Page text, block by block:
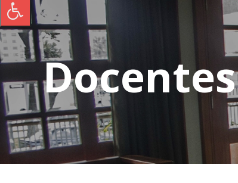
Docentes